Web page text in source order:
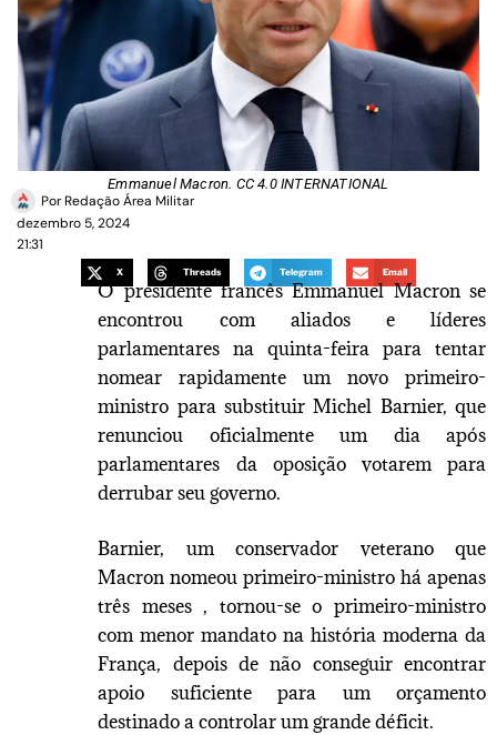
Emmanuel Macron. CC 4.0 INTERNATIONAL
PorRedação Área Militar
dezembro 5, 2024
21:31
X Threads Telegram Email
O presidente francês Emmanuel Macron se
encontrou com aliados e líderes
parlamentares na quinta-feira para tentar
nomear rapidamente um novo primeiro-
ministro para substituir Michel Barnier, que
renunciou oficialmente um dia após
parlamentares da oposição votarem para
derrubar seu governo.
Barnier, um conservador veterano que
Macron nomeou primeiro-ministro há apenas
três meses , tornou-se o primeiro-ministro
com menor mandato na história moderna da
França, depois de não conseguir encontrar
apoio suficiente para um orçamento
destinado a controlar um grande déficit.